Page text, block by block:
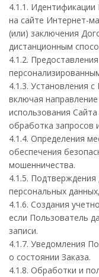
4.1.1. Идентификации
на сайте Интернет-
(или) заключения
дистанционным
4.1.2.
4.1.3. Установления
включая
использования Сайта
обработка запросов
4.1.4. Определения
обеспечения
мошенничества.
4.1.5.
персональных
4.1.6. Создания
если Пользователь
записи.
4.1.7. Уведомления
о состоянии Заказа.
4.1.8. Обработки и